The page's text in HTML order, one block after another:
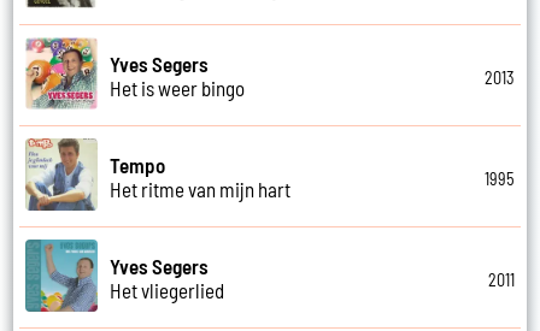
Yves Segers
Het is weer bingo
2013
Tempo
Het ritme van mijn hart
1995
Yves Segers
Het vliegerlied
2011